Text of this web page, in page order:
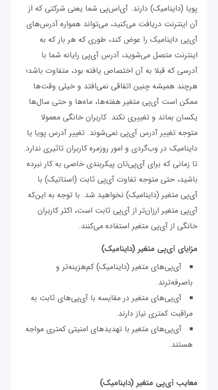
پویا (داینامیک) دارند. آی‌اس‌پی شما یعنی شرکتی که از
آن اینترنت دریافت می‌کنید، می‌تواند همواره آدرس‌های
آی‌پی داینامیک را عوض کند، طوری که هر بار که به
اینترنت متصل می‌شوید، آدرس آی‌پی رایانه شما با
آدرسی که قبلا به آن اختصاص یافته بود، متفاوت باشد؛
هرچند همیشه چنین اتفاقی نمی‌افتد و خیلی وقت‌ها
ممکن است آی‌پی متغیر هفته‌ها، ماه‌ها و حتی سال‌ها
یکسان بماند و تغییری نکند. کاربران خانگی معمولا
متوجه تغییر آدرس آی‌پی نمی‌شوند. تغییر آدرس پویا یا
داینامیک در وب‌گردی و امور روزمره کاربران تاثیری ندارد.
تا زمانی که برای آی‌پی‌تان پیکربندی خاصی به کار نبرده
باشید، حتی متوجه تفاوت آی‌پی ثابت (استاتیک) با
آی‌پی متغیر (داینامیک) نخواهید شد. با توجه به این‌که
آی‌پی متغیر ارزان‌تر از آی‌پی ثابت است، اکثر کاربران
خانگی از آی‌پی متغیر استفاده می‌کنند.
مزایای آی‌پی متغیر (داینامیک)
آی‌پی‌های متغیر (داینامیک) کم‌هزینه‌تر و
باصرفه‌ترند.
آی‌پی‌های متغیر در مقایسه با آی‌پی‌های ثابت به
مراقبت کمتری نیاز دارند.
آی‌پی‌های متغیر با تهدیدهای امنیتی کمتری مواجه
هستند.
معایب آی‌پی متغیر (داینامیک)